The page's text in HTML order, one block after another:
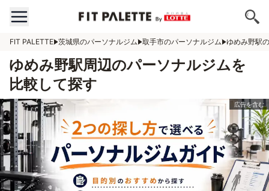
FIT PALETTE 茨城県のパーソナルジム 取手市のパーソナルジム ゆめみ野駅
ゆめみ野駅周辺のパーソナルジムを
比較して探す